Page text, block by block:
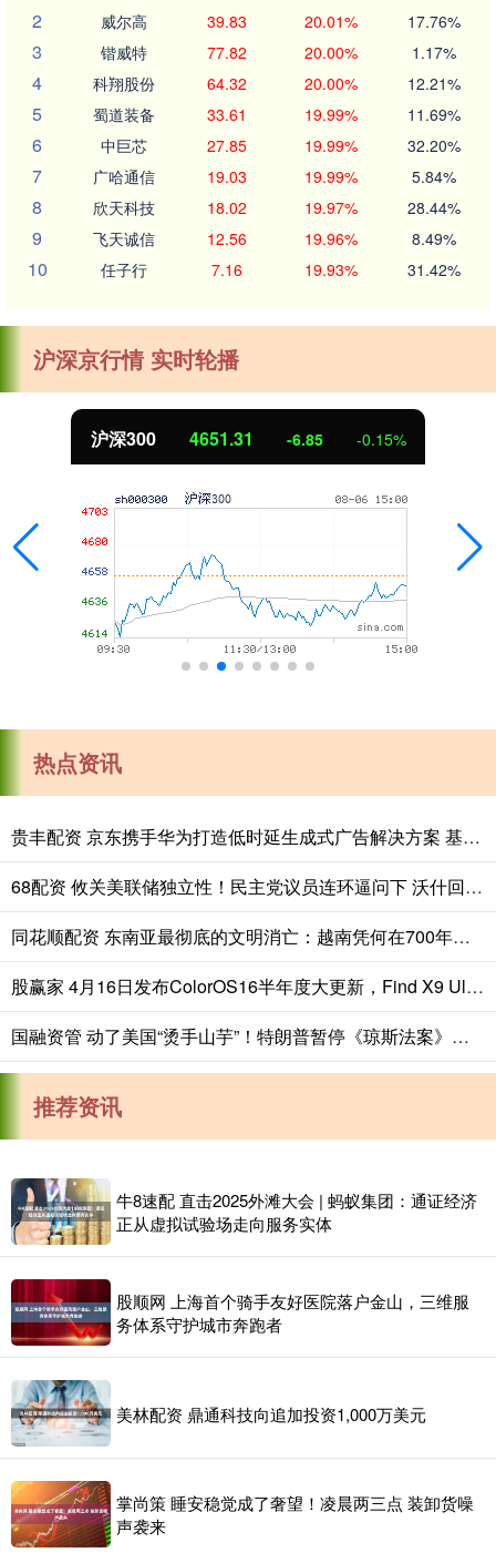
2 威尔高 39.83 20.01% 17.76%
3 锴威特 77.82 20.00% 1.17%
4 科翔股份 64.32 20.00% 12.21%
5 蜀道装备 33.61 19.99% 11.69%
6 中巨芯 27.85 19.99% 32.20%
7 广哈通信 19.03 19.99% 5.84%
8 欣天科技 18.02 19.97% 28.44%
9 飞天诚信 12.56 19.96% 8.49%
10 任子行 7.16 19.93% 31.42%
沪深京行情 实时轮播
北证50 1122.88 3.42 0.30%
热点资讯
贵丰配资 京东携手华为打造低时延生成式广告解决方案 基于鲲鹏超节点
68配资 攸关美联储独立性！民主党议员连环逼问下 沃什回避了个“敏感问题”……
同花顺配资 东南亚最彻底的文明消亡：越南凭何在700年间消灭、同化占婆国？
股赢家 4月16日发布ColorOS16半年度大更新，Find X9 Ultra/X9s Pro首发锁屏岛
国融资管 动了美国“烫手山芋”！特朗普暂停《琼斯法案》，60天赌中东能源格局
推荐资讯
牛8速配 直击2025外滩大会 | 蚂蚁集团：通证经济
正从虚拟试验场走向服务实体
股顺网 上海首个骑手友好医院落户金山，三维服
务体系守护城市奔跑者
美林配资 鼎通科技向追加投资1,000万美元
掌尚策 睡安稳觉成了奢望！凌晨两三点 装卸货噪
声袭来